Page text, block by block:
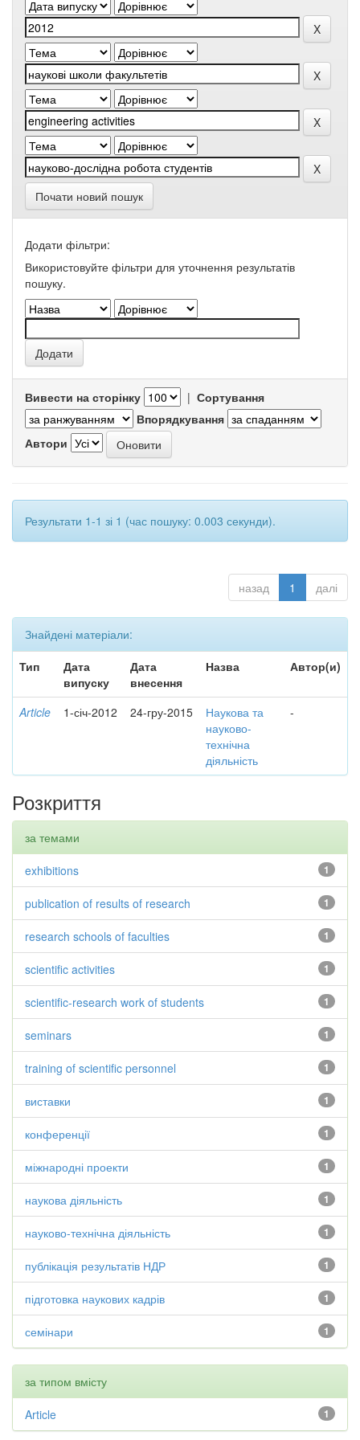
Почати новий пошук
Додати фільтри:
Використовуйте фільтри для уточнення результатів
пошуку.
Вивести на сторінку | Сортування
Впорядкування
Автори
Результати 1-1 зі 1 (час пошуку: 0.003 секунди).
назад 1 далі
Знайдені матеріали:
Тип
Дата
випуску
Дата
внесення
Назва Автор(и)
Article 1-січ-2012 24-гру-2015
Наукова та
науково-
технічна
діяльність
-
Розкриття
за темами
1
exhibitions
1
publication of results of research
1
research schools of faculties
1
scientific activities
1
scientific-research work of students
1
seminars
1
training of scientific personnel
1
виставки
1
конференції
1
міжнародні проекти
1
наукова діяльність
1
науково-технічна діяльність
1
публікація результатів НДР
1
підготовка наукових кадрів
1
семінари
за типом вмісту
1
Article